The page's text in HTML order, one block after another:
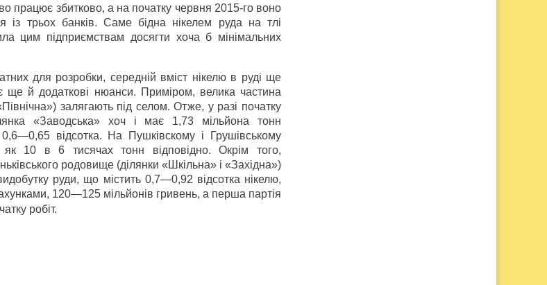
працює збитково, а на початку червня 2015-го воно
із трьох банків. Саме бідна нікелем руда на тлі
цим підприємствам досягти хоча б мінімальних
для розробки, середній вміст нікелю в руді ще
й додаткові нюанси. Приміром, велика частина
залягають під селом. Отже, у разі початку
«Заводська» хоч і має 1,73 мільйона тонн
відсотка. На Пушківскому і Грушівському
10 в 6 тисячах тонн відповідно. Окрім того,
родовище (ділянки «Шкільна» і «Західна»)
руди, що містить 0,7—0,92 відсотка нікелю,
120—125 мільйонів гривень, а перша партія
робіт.